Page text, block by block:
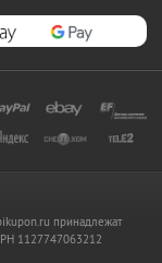
принадлежат
1127747063212